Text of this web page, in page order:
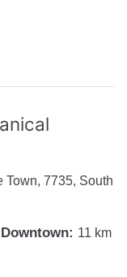
Town, 7735, South
11 km